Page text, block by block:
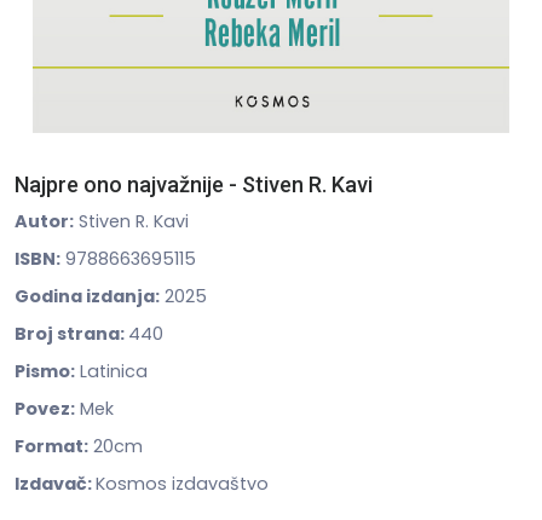
Najpre ono najvažnije - Stiven R. Kavi
Autor: Stiven R. Kavi
ISBN: 9788663695115
Godina izdanja: 2025
Broj strana: 440
Pismo: Latinica
Povez: Mek
Format: 20cm
Izdavač:Kosmos izdavaštvo